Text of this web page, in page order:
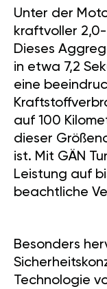
Unter der
kraftvoller
Dieses
in etwa 7,2
eine
auf 100
dieser
ist. Mit GÄN
Leistung auf
beachtliche
Besonders
Technologie